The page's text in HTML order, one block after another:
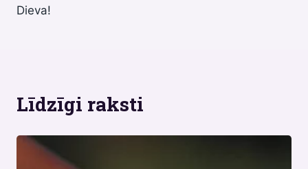
Dieva!
Līdzīgi raksti